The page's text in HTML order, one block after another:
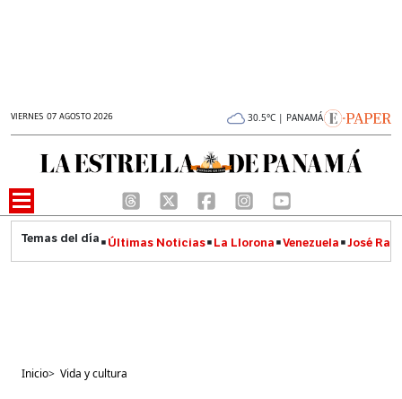
VIERNES 07 AGOSTO 2026 30.5°C | PANAMÁ
Últimas Noticias La Llorona Venezuela José
Inicio> Vida y cultura